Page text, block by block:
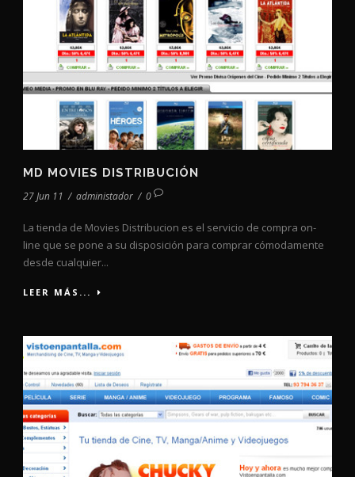
MD MOVIES DISTRIBUCIÓN
27 Jun 11 / administador / 0
La tienda de Movies Distribucion es el servicio de compra on-
line que se pone a su disposición para comprar cómodamente
desde cualquier...
LEER MÁS...